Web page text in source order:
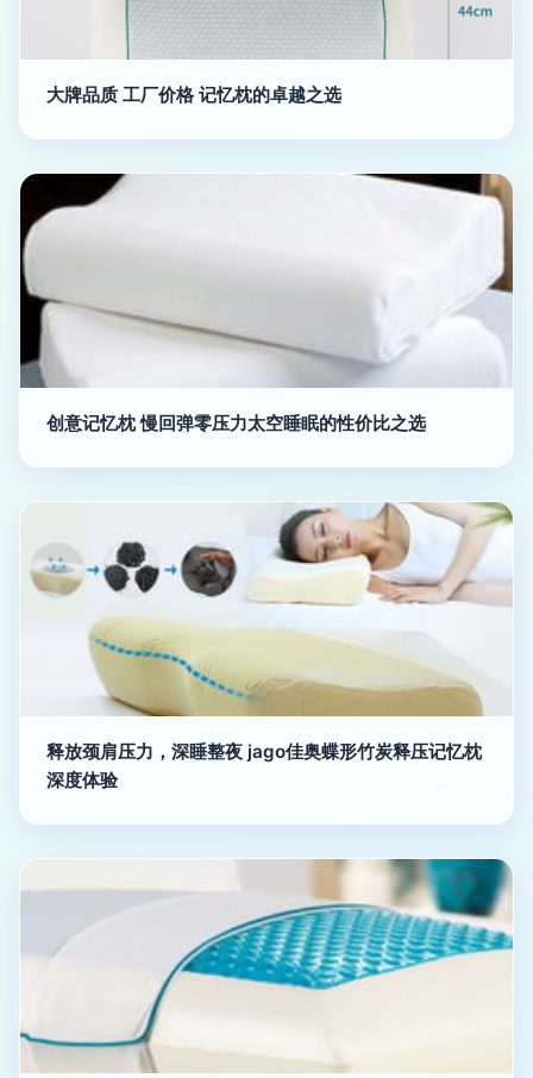
大牌品质 工厂价格 记忆枕的卓越之选
创意记忆枕 慢回弹零压力太空睡眠的性价比之选
释放颈肩压力，深睡整夜 jago佳奥蝶形竹炭释压记忆枕
深度体验